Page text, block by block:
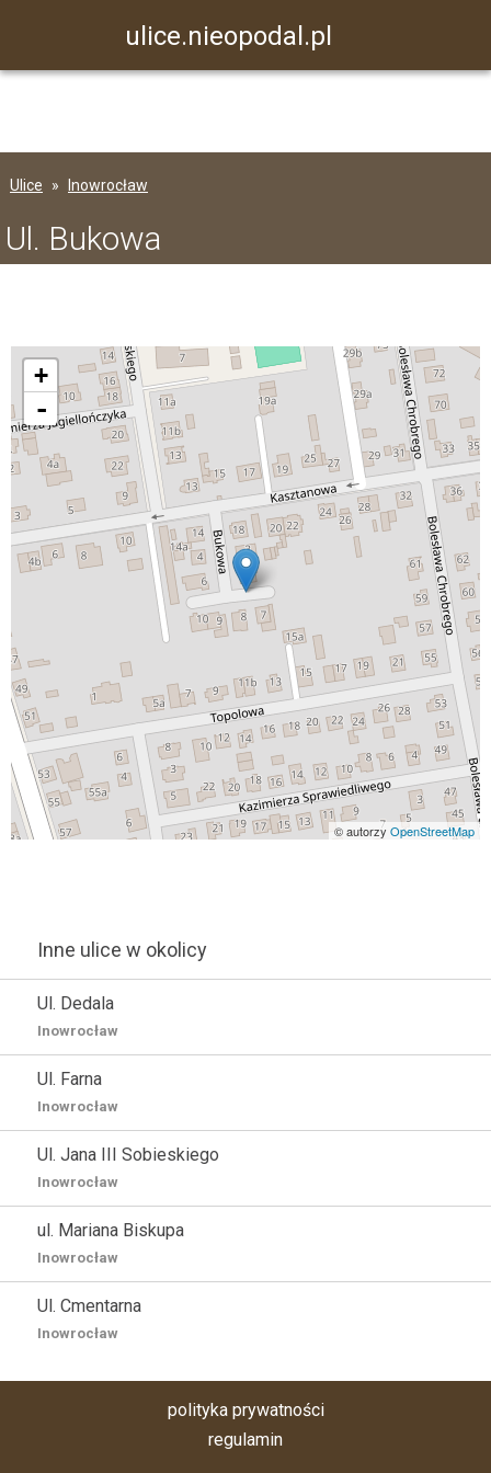
ulice.nieopodal.pl
Ulice Inowrocław
Ul. Bukowa
+
-
© autorzy OpenStreetMap
Inne ulice w okolicy
Ul. Dedala
Inowrocław
Ul. Farna
Inowrocław
Ul. Jana III Sobieskiego
Inowrocław
ul. Mariana Biskupa
Inowrocław
Ul. Cmentarna
Inowrocław
polityka prywatności
regulamin